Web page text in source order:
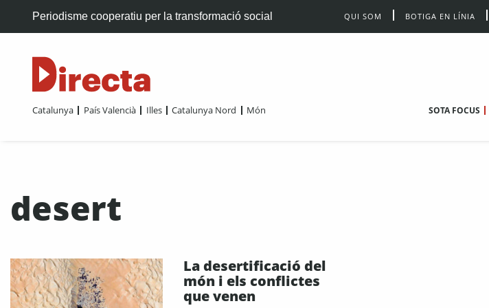
Periodisme cooperatiu per la transformació social QUI SOM BOTIGA EN LÍNIA
Catalunya País Valencià Illes Catalunya Nord Món SOTA FOCUS
desert
La desertificació del
món i els conflictes
que venen